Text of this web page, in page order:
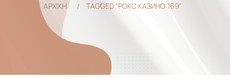
ΑΡΧΙΚΗ / TAGGED "РОКС КАЗИНО:169"